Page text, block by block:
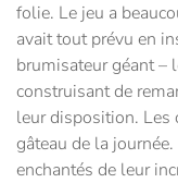
folie. Le jeu a
avait tout prévu en
brumisateur géant –
construisant de
leur disposition. Les
gâteau de la
enchantés de leur